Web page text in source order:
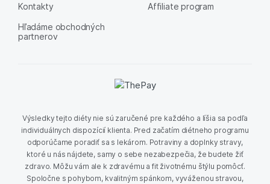
Kontakty
Hľadáme obchodných
partnerov
Affiliate program
Výsledky tejto diéty nie sú zaručené pre každého a líšia sa podľa
individuálnych dispozícií klienta. Pred začatím diétneho programu
odporúčame poradiť sa s lekárom. Potraviny a doplnky stravy,
ktoré u nás nájdete, samy o sebe nezabezpečia, že budete žiť
zdravo. Môžu vám ale k zdravému a fit životnému štýlu pomôcť.
Spoločne s pohybom, kvalitným spánkom, vyváženou stravou,